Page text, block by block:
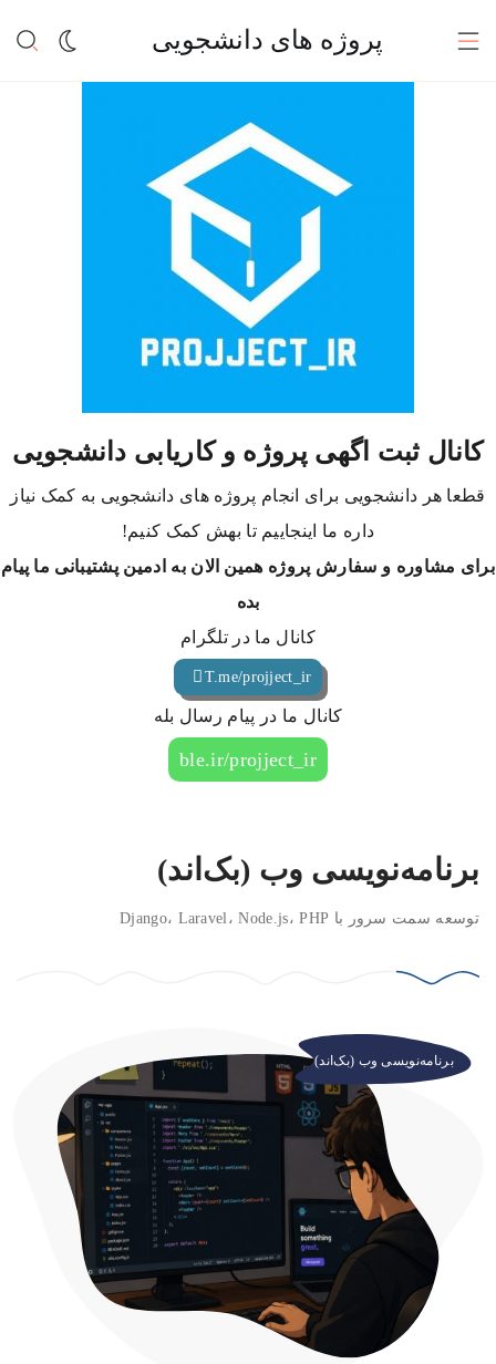
پروژه های دانشجویی
کانال ثبت اگهی پروژه و کاریابی دانشجویی
قطعا هر دانشجویی برای انجام پروژه های دانشجویی به کمک نیاز
داره ما اینجاییم تا بهش کمک کنیم!
برای مشاوره و سفارش پروژه همین الان به ادمین پشتیبانی ما پیام
بده
کانال ما در تلگرام
T.me/projject_ir
کانال ما در پیام رسال بله
ble.ir/projject_ir
برنامه‌نویسی وب (بک‌اند)
توسعه سمت سرور با Django، Laravel، Node.js، PHP
برنامه‌نویسی وب (بک‌اند)